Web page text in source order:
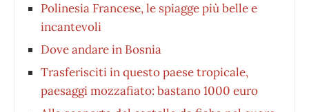
Polinesia Francese, le spiagge più belle e
incantevoli
Dove andare in Bosnia
Trasferisciti in questo paese tropicale,
paesaggi mozzafiato: bastano 1000 euro